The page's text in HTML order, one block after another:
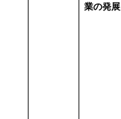
業の発展